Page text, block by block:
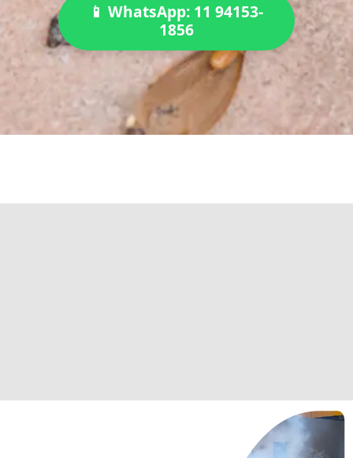
📱 WhatsApp: 11 94153-
1856